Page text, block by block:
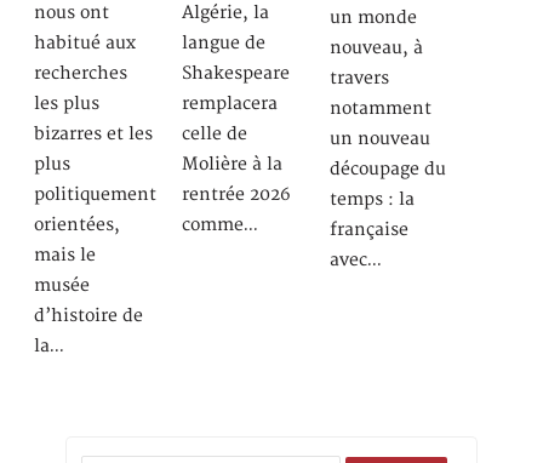
nous ont
habitué aux
recherches
les plus
bizarres et les
plus
politiquement
orientées,
mais le
musée
d’histoire de
la…
Algérie, la
langue de
Shakespeare
remplacera
celle de
Molière à la
rentrée 2026
comme…
un monde
nouveau, à
travers
notamment
un nouveau
découpage du
temps : la
française
avec…